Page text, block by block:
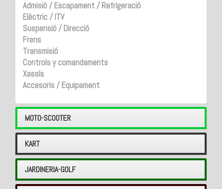
Admisió / Escapament / Refrigeració
Elèctric / ITV
Suspensió / Direcció
Frens
Transmisió
Controls y comandaments
Xassís
Accesoris / Equipament
MOTO-SCOOTER
KART
JARDINERIA-GOLF